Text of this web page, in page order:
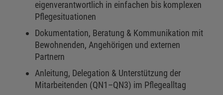
eigenverantwortlich in einfachen bis komplexen
Pflegesituationen
Dokumentation, Beratung & Kommunikation mit
Bewohnenden, Angehörigen und externen
Partnern
Anleitung, Delegation & Unterstützung der
Mitarbeitenden (QN1–QN3) im Pflegealltag